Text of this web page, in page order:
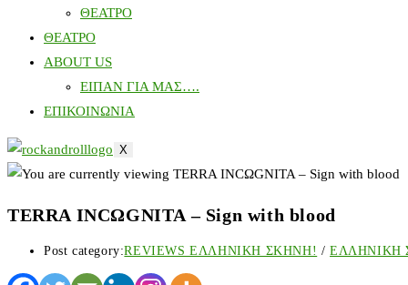
ΘΕΑΤΡΟ
ΘΕΑΤΡΟ
ABOUT US
ΕΙΠΑΝ ΓΙΑ ΜΑΣ….
ΕΠΙΚΟΙΝΩΝΙΑ
X
TERRA INCΩGNITA – Sign with blood
Post category:REVIEWS ΕΛΛΗΝΙΚΗ ΣΚΗΝΗ! / ΕΛΛΗΝΙΚΗ